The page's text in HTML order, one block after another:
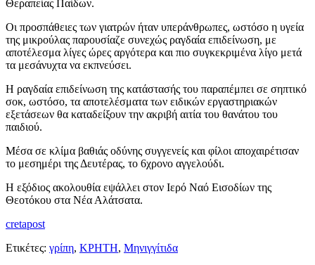
Θεραπείας Παίδων.
Οι προσπάθειες των γιατρών ήταν υπεράνθρωπες, ωστόσο η υγεία
της μικρούλας παρουσίαζε συνεχώς ραγδαία επιδείνωση, με
αποτέλεσμα λίγες ώρες αργότερα και πιο συγκεκριμένα λίγο μετά
τα μεσάνυχτα να εκπνεύσει.
Η ραγδαία επιδείνωση της κατάστασής του παραπέμπει σε σηπτικό
σοκ, ωστόσο, τα αποτελέσματα των ειδικών εργαστηριακών
εξετάσεων θα καταδείξουν την ακριβή αιτία του θανάτου του
παιδιού.
Μέσα σε κλίμα βαθιάς οδύνης συγγενείς και φίλοι αποχαιρέτισαν
το μεσημέρι της Δευτέρας, το 6χρονο αγγελούδι.
Η εξόδιος ακολουθία εψάλλει στον Ιερό Ναό Εισοδίων της
Θεοτόκου στα Νέα Αλάτσατα.
cretapost
Ετικέτες: γρίπη, ΚΡΗΤΗ, Μηνιγγίτιδα